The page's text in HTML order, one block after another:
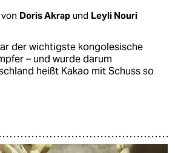
Doris Akrap und Leyli Nouri
der wichtigste kongolesische
– und wurde darum
heißt Kakao mit Schuss so